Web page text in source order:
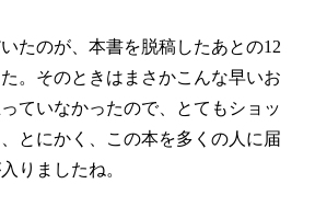
たのが、本書を脱稿したあとの12
。そのときはまさかこんな早いお
ていなかったので、とてもショッ
とにかく、この本を多くの人に届
りましたね。